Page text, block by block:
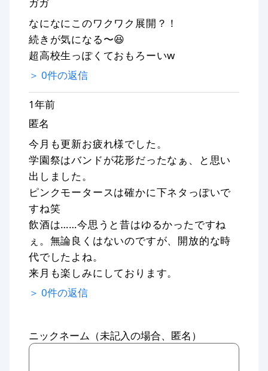
なになにこのワクワク展開？！
続きが気になる〜😆
超高校生っぽくておもろーいw
＞ 0件の返信
1年前
匿名
今月も更新お疲れ様でした。
学園祭はバンドが花形だったなぁ、と思い
出しました。
ピンクモータースは確かに下ネタっぽいで
すね笑
飲酒は……今思うと昔はゆるかったですね
ぇ。無論良くはないのですが、開放的な時
代でしたよね。
来月も楽しみにしております。
＞ 0件の返信
ニックネーム（未記入の場合、匿名）